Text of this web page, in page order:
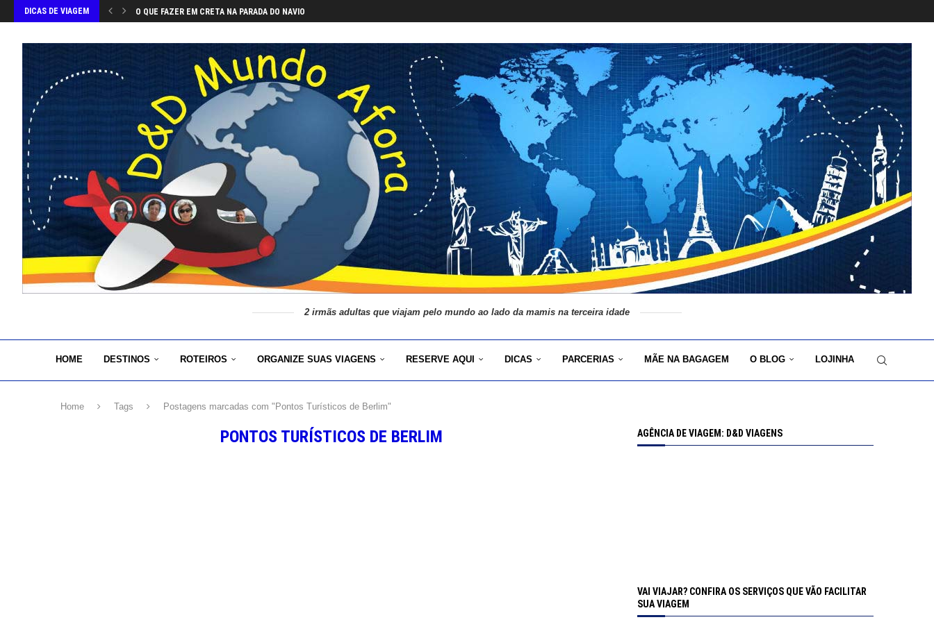
DICAS DE VIAGEM O QUE FAZER EM CRETA NA PARADA DO NAVIO
2 irmãs adultas que viajam pelo mundo ao lado da mamis na terceira idade
HOME DESTINOS ROTEIROS ORGANIZE SUAS VIAGENS RESERVE AQUI DICAS PARCERIAS MÃE NA BAGAGEM O BLOG LOJINHA
Home Tags Postagens marcadas com "Pontos Turísticos de Berlim"
PONTOS TURÍSTICOS DE BERLIM AGÊNCIA DE VIAGEM: D&D VIAGENS
VAI VIAJAR? CONFIRA OS SERVIÇOS QUE VÃO FACILITAR
SUA VIAGEM